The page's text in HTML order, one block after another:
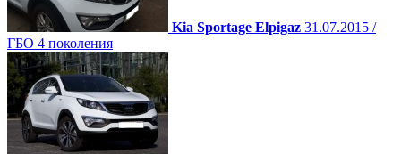
Kia Sportage Elpigaz 31.07.2015 /
ГБО 4 поколения